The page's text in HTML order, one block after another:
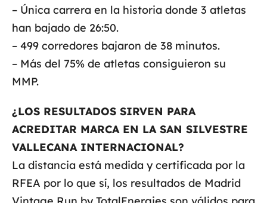
– Única carrera en la historia donde 3 atletas
han bajado de 26:50.
– 499 corredores bajaron de 38 minutos.
– Más del 75% de atletas consiguieron su
MMP.
¿LOS RESULTADOS SIRVEN PARA
ACREDITAR MARCA EN LA SAN SILVESTRE
VALLECANA INTERNACIONAL?
La distancia está medida y certificada por la
RFEA por lo que sí, los resultados de Madrid